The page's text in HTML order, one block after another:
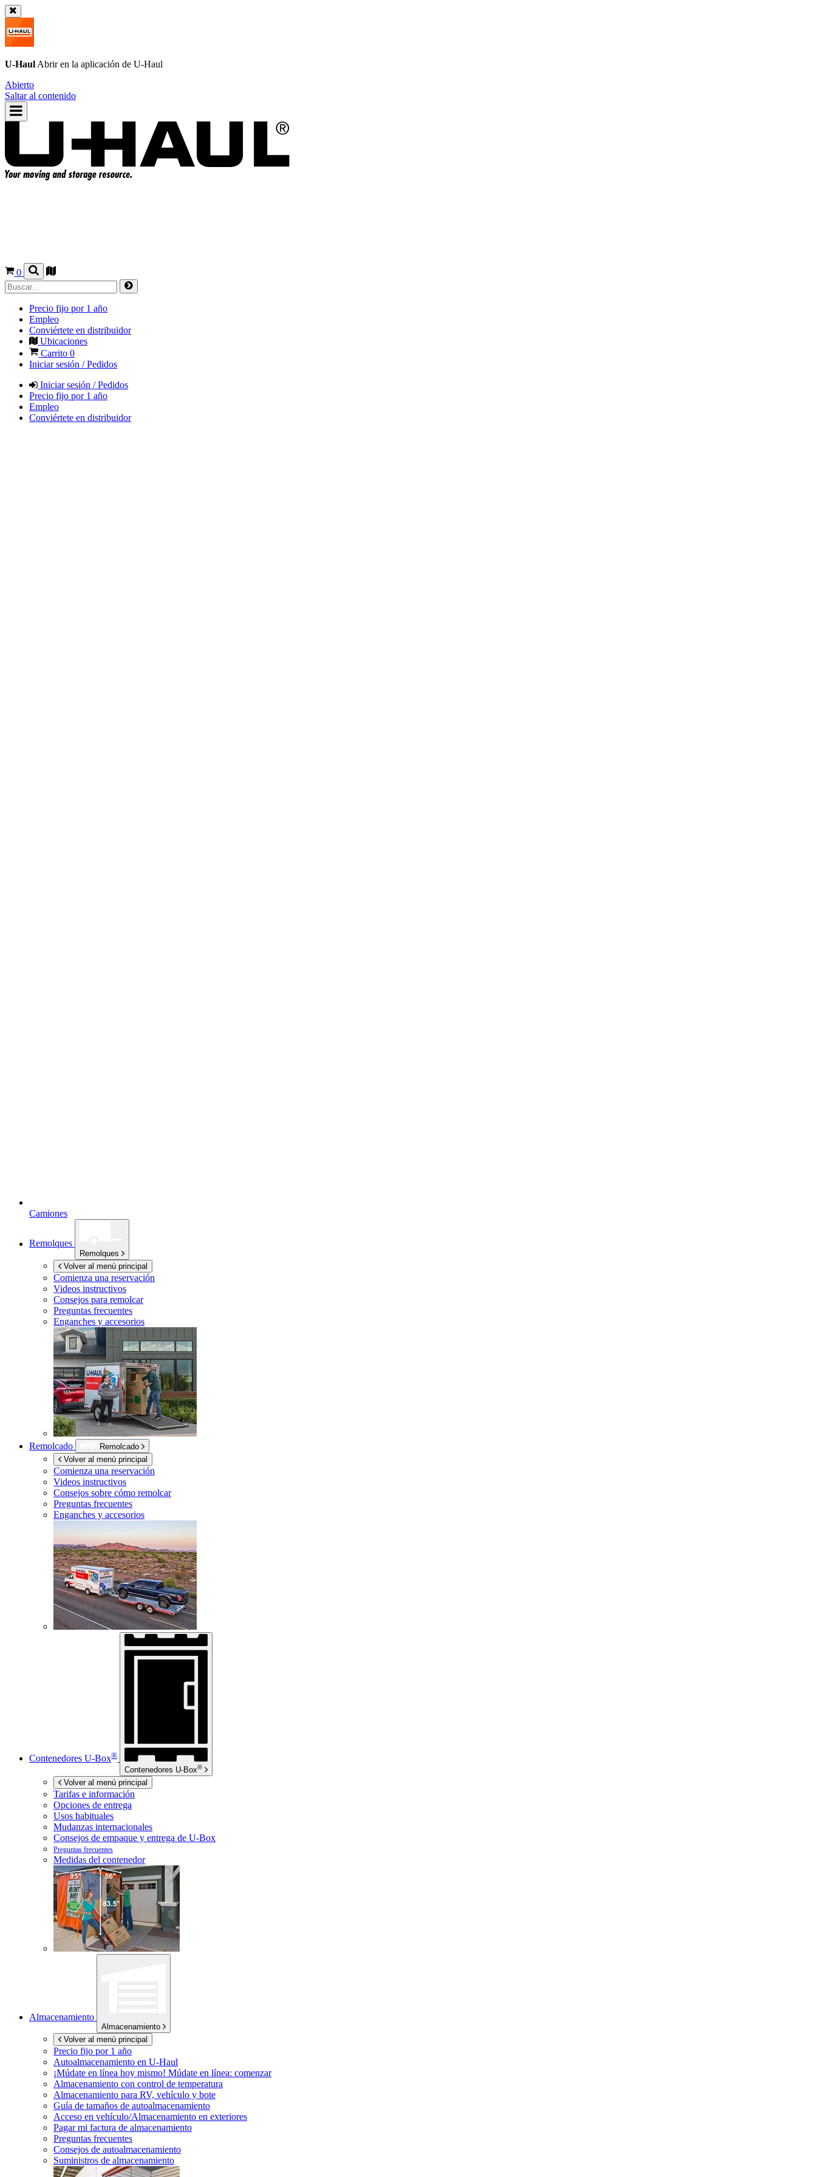
U-Haul Abrir en la aplicación de U-Haul
Abierto
Saltar al contenido
0
Precio fijo por 1 año
Empleo
Conviértete en distribuidor
Ubicaciones
Carrito 0
Iniciar sesión / Pedidos
Iniciar sesión / Pedidos
Precio fijo por 1 año
Empleo
Conviértete en distribuidor
Camiones
Remolques
Remolques
Volver al menú principal
Comienza una reservación
Videos instructivos
Consejos para remolcar
Preguntas frecuentes
Enganches y accesorios
Remolcado
Remolcado
Volver al menú principal
Comienza una reservación
Videos instructivos
Consejos sobre cómo remolcar
Preguntas frecuentes
Enganches y accesorios
Contenedores U-Box®
Contenedores U-Box®
Volver al menú principal
Tarifas e información
Opciones de entrega
Usos habituales
Mudanzas internacionales
Consejos de empaque y entrega de U-Box
Preguntas frecuentes
Medidas del contenedor
Almacenamiento
Almacenamiento
Volver al menú principal
Precio fijo por 1 año
Autoalmacenamiento en U-Haul
¡Múdate en línea hoy mismo! Múdate en línea: comenzar
Almacenamiento con control de temperatura
Almacenamiento para RV, vehículo y bote
Guía de tamaños de autoalmacenamiento
Acceso en vehículo/Almacenamiento en exteriores
Pagar mi factura de almacenamiento
Preguntas frecuentes
Consejos de autoalmacenamiento
Suministros de almacenamiento